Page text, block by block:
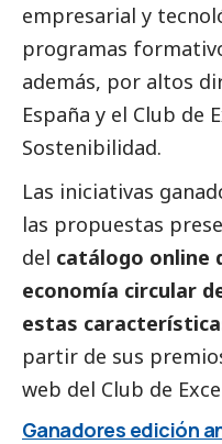
empresarial y
programas
además, por altos
España y el Club de
Sostenibilidad.
Las iniciativas
las propuestas
del catálogo online
economía circular
estas
partir de sus
web del Club de
Ganadores edición